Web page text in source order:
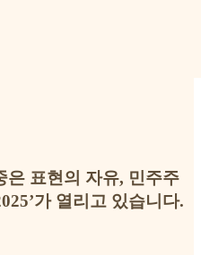
은 표현의 자유, 민주주
가 열리고 있습니다.